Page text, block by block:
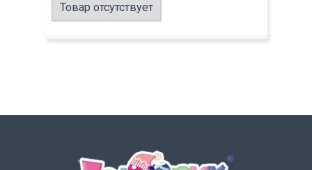
Товар отсутствует